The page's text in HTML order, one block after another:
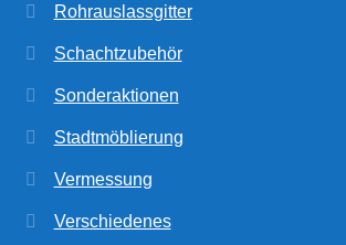
Rohrauslassgitter
Schachtzubehör
Sonderaktionen
Stadtmöblierung
Vermessung
Verschiedenes